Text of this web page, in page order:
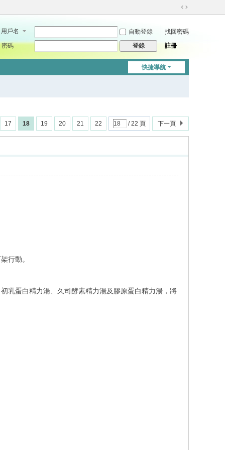
切
到
用戶名 自動登錄
找回密碼
密碼
登錄 註冊
快捷導航
17 18 19 20 21 22 / 22 頁 下一頁
行動。
乳蛋白精力湯、久司酵素精力湯及膠原蛋白精力湯，將